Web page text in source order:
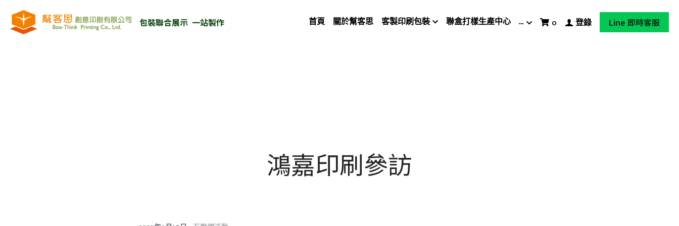
包裝聯合展示  一站製作 首頁 關於幫客思 客製印刷包裝 聯盒打樣生產中心 … 0 登錄 Line 即時客服
鴻嘉印刷參訪